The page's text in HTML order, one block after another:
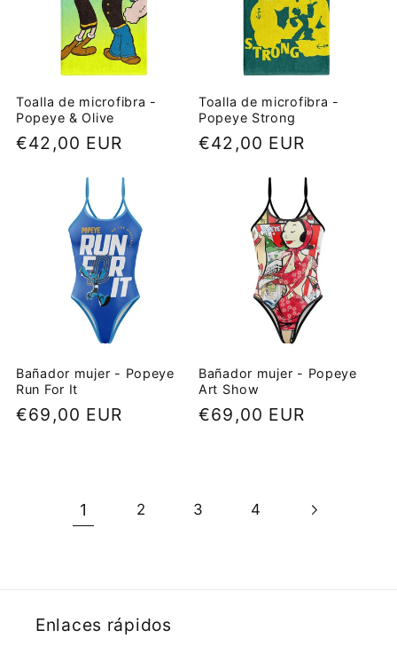
Toalla de microfibra -
Popeye & Olive
Precio
€42,00 EUR
Toalla de microfibra -
Popeye Strong
Precio
€42,00 EUR
Bañador mujer - Popeye
Run For It
Precio
€69,00 EUR
Bañador mujer - Popeye
Art Show
Precio
€69,00 EUR
1 2 3 4
Enlaces rápidos